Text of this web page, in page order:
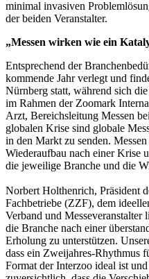
minimal invasiven
der beiden Veranstalter.
„Messen wirken wie ein
Entsprechend der
kommende Jahr verlegt und
Nürnberg statt, während sich
im Rahmen der Zoomark
Arzt, Bereichsleitung Messen
globalen Krise sind globale
in den Markt zu senden.
Wiederaufbau nach einer Krise
die jeweilige Branche und die
Norbert Holthenrich, Präsident
Fachbetriebe (ZZF), dem
Verband und Messeveranstalter
die Branche nach einer
Erholung zu unterstützen.
dass ein Zweijahres-Rhythmus
Format der Interzoo ideal ist